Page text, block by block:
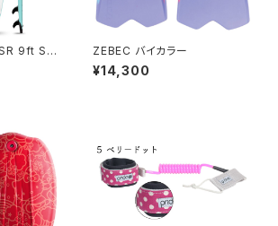
9ft Sur
ZEBEC バイカラー
¥14,300